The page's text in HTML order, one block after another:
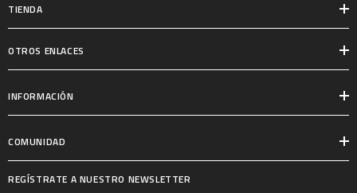
TIENDA
OTROS ENLACES
INFORMACIÓN
COMUNIDAD
REGÍSTRATE A NUESTRO NEWSLETTER